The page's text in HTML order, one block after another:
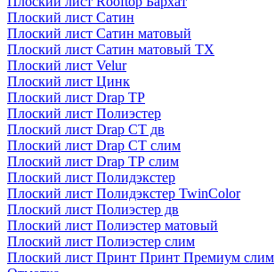
Плоский лист Сатин
Плоский лист Сатин матовый
Плоский лист Сатин матовый TX
Плоский лист Velur
Плоский лист Цинк
Плоский лист Drap ТР
Плоский лист Полиэстер
Плоский лист Drap СТ дв
Плоский лист Drap СТ слим
Плоский лист Drap ТР слим
Плоский лист Полидэкстер
Плоский лист Полидэкстер TwinColor
Плоский лист Полиэстер дв
Плоский лист Полиэстер матовый
Плоский лист Полиэстер слим
Плоский лист Принт Принт Премиум слим